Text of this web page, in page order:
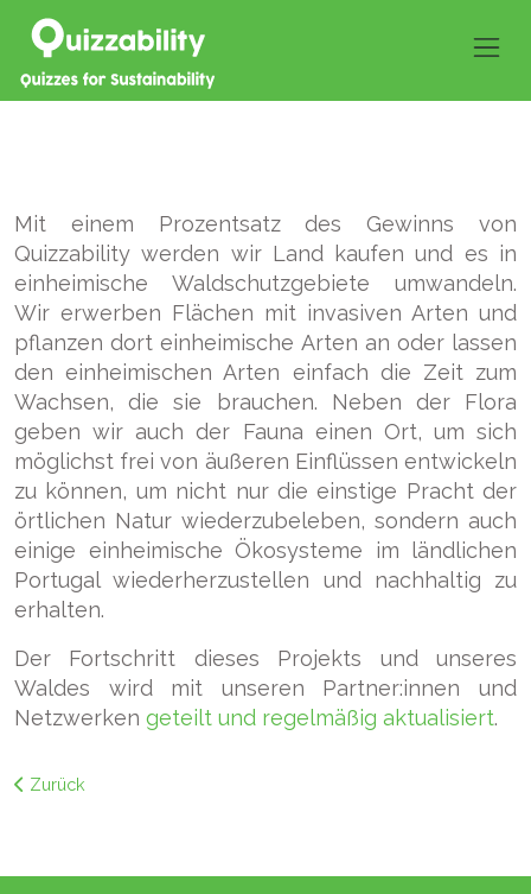
Mit einem Prozentsatz des Gewinns von
Quizzability werden wir Land kaufen und es in
einheimische Waldschutzgebiete umwandeln.
Wir erwerben Flächen mit invasiven Arten und
pflanzen dort einheimische Arten an oder lassen
den einheimischen Arten einfach die Zeit zum
Wachsen, die sie brauchen. Neben der Flora
geben wir auch der Fauna einen Ort, um sich
möglichst frei von äußeren Einflüssen entwickeln
zu können, um nicht nur die einstige Pracht der
örtlichen Natur wiederzubeleben, sondern auch
einige einheimische Ökosysteme im ländlichen
Portugal wiederherzustellen und nachhaltig zu
erhalten.
Der Fortschritt dieses Projekts und unseres
Waldes wird mit unseren Partner:innen und
Netzwerken geteilt und regelmäßig aktualisiert.
Zurück